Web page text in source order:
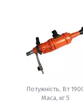
Потужність, Вт
Маса, кг 5